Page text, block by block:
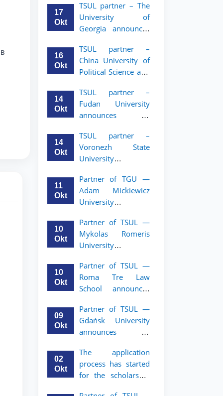
University of Law
academic mobility
program for 2nd-
and 3rd-year
17
Okt
TSUL partner – The
University of
Georgia announces
mobility program
for 2nd–3rd year
students of TSUL
16
Okt
TSUL partner –
China University of
Political Science and
academic mobility
program for 2nd–
3rd year students of
14
Okt
TSUL partner –
Fudan University
announces an
program for 2nd–
3rd year students of
TSUL
14
Okt
TSUL partner –
Voronezh State
University
academic mobility
program for 2nd–
3rd year students of
11
Okt
Partner of TGU —
Adam Mickiewicz
University
academic mobility
program for 2nd
and 3rd-year
10
Okt
Partner of TSUL —
Mykolas Romeris
University
academic mobility
program for 2nd
and 3rd-year
10
Okt
Partner of TSUL —
Roma Tre Law
School announces
mobility program
for 2nd and 3rd-
year students
09
Okt
Partner of TSUL —
Gdańsk University
announces an
program for 2nd
and 3rd-year
students of TSUL
02
Okt
The application
process has started
for the scholarship